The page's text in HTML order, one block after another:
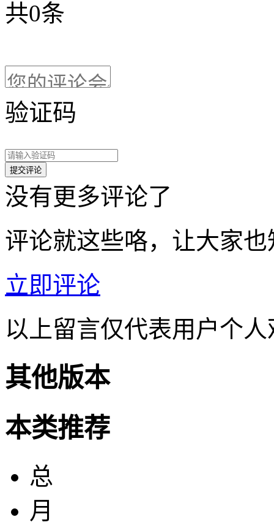
共0条
验证码
没有更多评论了
评论就这些咯，让大家
立即评论
以上留言仅代表用户个
其他版本
本类推荐
总
月